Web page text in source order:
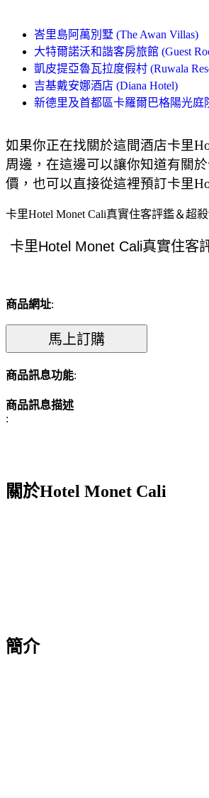
峇里島阿萬別墅 (The Awan Villas)
大特爾諾沃和諧客房旅館 (Guest
凱皮提亞魯瓦拉度假村 (Ruwala
吉基戴安娜酒店 (Diana Hotel)
新德里及首都區卡羅爾巴格陽光庭
如果你正在找關於這間酒店卡里
周邊，在這邊可以讓你知道有關
價，也可以直接從這裡預訂卡里
卡里Hotel Monet Cali真實住客評鑑＆超
商品網址:
商品訊息功能:
商品訊息描述
:
關於Hotel Monet Cali
簡介